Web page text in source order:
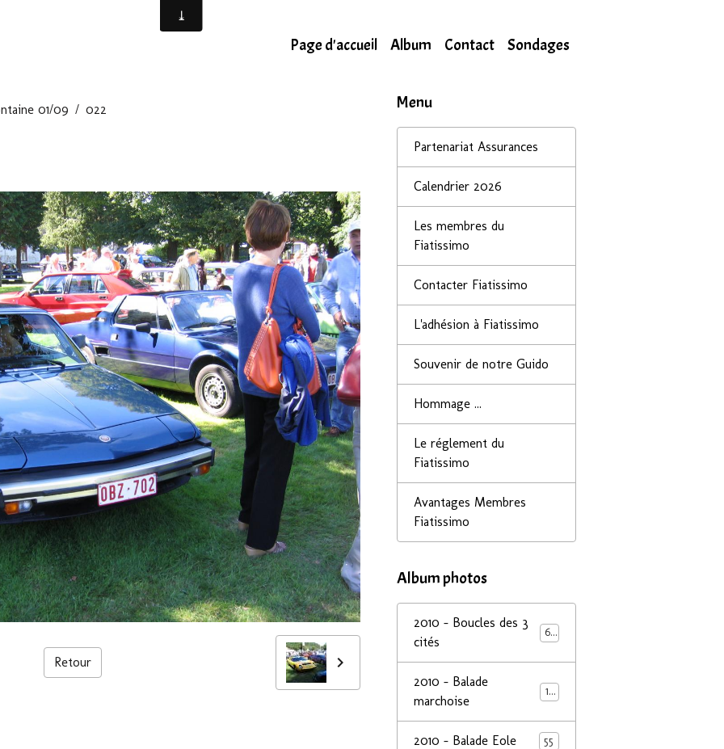
Page d'accueil Album Contact Sondages
01/09 022
Retour
Menu
Partenariat Assurances
Calendrier 2026
Les membres du
Fiatissimo
Contacter Fiatissimo
L'adhésion à Fiatissimo
Souvenir de notre Guido
Hommage ...
Le réglement du
Fiatissimo
Avantages Membres
Fiatissimo
Album photos
2010 - Boucles des 3
cités
68
2010 - Balade
marchoise
14
2010 - Balade Eole 55